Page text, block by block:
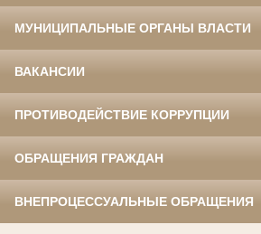
МУНИЦИПАЛЬНЫЕ ОРГАНЫ ВЛАСТИ
ВАКАНСИИ
ПРОТИВОДЕЙСТВИЕ КОРРУПЦИИ
ОБРАЩЕНИЯ ГРАЖДАН
ВНЕПРОЦЕССУАЛЬНЫЕ ОБРАЩЕНИЯ